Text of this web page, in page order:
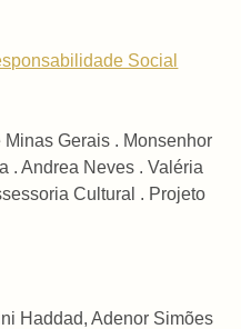
Social
Gerais . Monsenhor
. Andrea Neves . Valéria
Cultural . Projeto
Haddad, Adenor Simões